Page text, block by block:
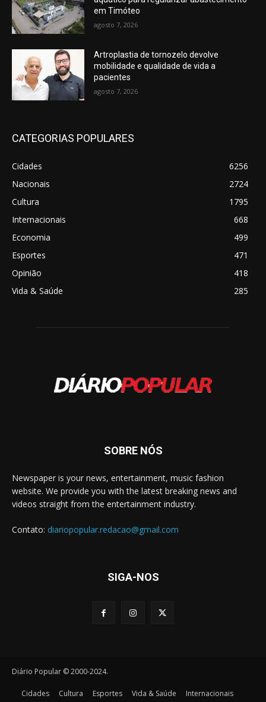
em Timóteo
agosto 7, 2026
Artroplastia de tornozelo devolve
mobilidade e qualidade de vida a
pacientes
agosto 7, 2026
CATEGORIAS POPULARES
Cidades
6256
Nacionais
2724
Cultura
1795
Internacionais
668
Economia
499
Esportes
471
Opinião
418
Vida & Saúde
285
SOBRE NÓS
Newspaper is your news, entertainment, music fashion
website. We provide you with the latest breaking news and
videos straight from the entertainment industry.
Contato: diariopopular.redacao@gmail.com
SIGA-NOS
Diário Popular © 2000-2024.
Cidades Cultura Esportes Vida & Saúde
Internacionais